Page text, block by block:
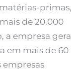
primas,
de 20.000
a empresa gera
em mais de 60
empresas